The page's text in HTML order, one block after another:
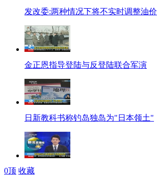
发改委:两种情况下将不实时调整油价
金正恩指导登陆与反登陆联合军演
日新教科书称钓岛独岛为"日本领土"
中韩抗议日本新教科书歪曲历史
0顶 收藏